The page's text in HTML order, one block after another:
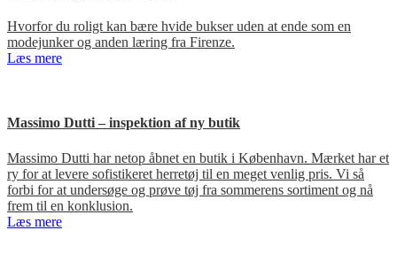
Hvorfor du roligt kan bære hvide bukser uden at ende som en
modejunker og anden læring fra Firenze.
Læs mere
Massimo Dutti – inspektion af ny butik
Massimo Dutti har netop åbnet en butik i København. Mærket har et
ry for at levere sofistikeret herretøj til en meget venlig pris. Vi så
forbi for at undersøge og prøve tøj fra sommerens sortiment og nå
frem til en konklusion.
Læs mere